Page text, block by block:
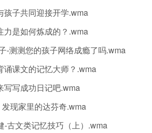
孩子共同迎接开学.wma
力是如何炼成的？.wma
-测测您的孩子网络成瘾了吗.wma
诵课文的记忆大师？.wma
写写成功日记吧.wma
现家里的达芬奇.wma
-古文类记忆技巧（上）.wma